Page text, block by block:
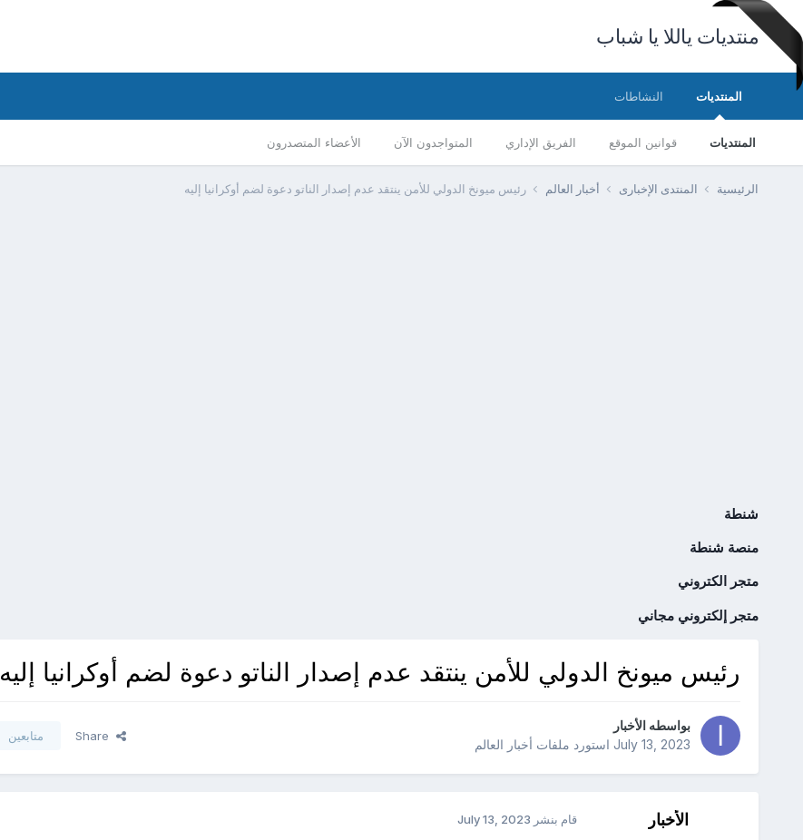
منتديات ياللا يا شباب
المنتديات
المنتديات قوانين الموقع الفريق الإداري المتواجدون الآن الأعضاء المتصدرون
النشاطات
الرئيسية المنتدى الإخبارى أخبار العالم رئيس ميونخ الدولي للأمن ينتقد عدم إصدار الناتو دعوة لضم أوكرانيا إليه
شنطة
منصة شنطة
متجر الكتروني
متجر إلكتروني مجاني
رئيس ميونخ الدولي للأمن ينتقد عدم إصدار الناتو دعوة لضم أوكرانيا إليه
بواسطه الأخبار
July 13, 2023استورد ملفات أخبار العالم
Share متابعين
الأخبار قام بنشر July 13, 2023